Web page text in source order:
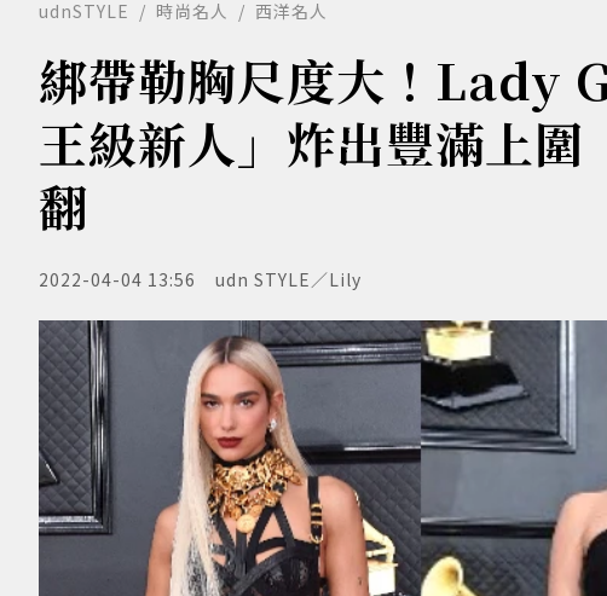
udnSTYLE 時尚名人 西洋名人
綁帶勒胸尺度大！Lady
王級新人」炸出豐滿上
翻
2022-04-04 13:56 udn STYLE／Lily